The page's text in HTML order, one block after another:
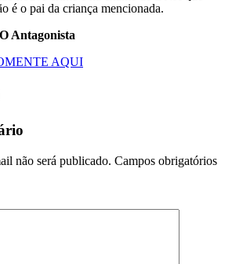
é o pai da criança mencionada.
Antagonista
AQUI
não será publicado. Campos obrigatórios